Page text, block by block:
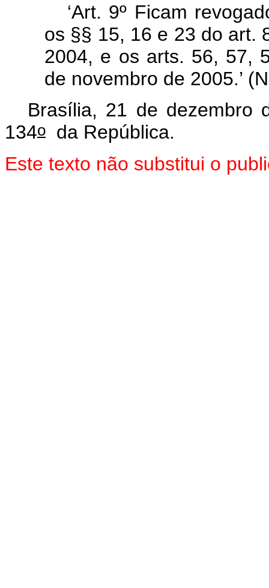
‘Art. 9º Ficam
os §§ 15, 16 e 23 do art.
2004, e os arts. 56, 57,
de novembro de 2005.’
Brasília, 21 de dezembro
134o da República.
Este texto não substitui o